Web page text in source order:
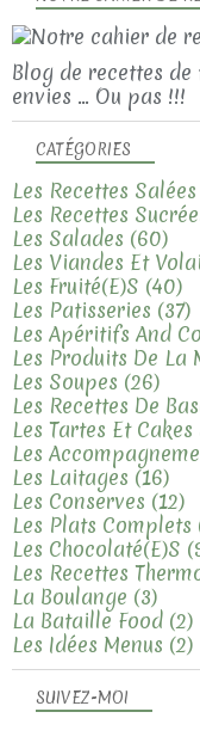
SUIVEZ-MOI
Blog de recettes
envies ... Ou pas !!!
CATÉGORIES
Les Recettes Salées
Les Recettes
Les Salades (60)
Les Viandes Et
Les Fruité(e)s (40)
Les Patisseries (37)
Les Apéritifs And Co
Les Produits De La
Les Soupes (26)
Les Recettes De
Les Tartes Et Cakes
Les
Les Laitages (16)
Les Conserves (12)
Les Plats Complets
Les Chocolaté(e)s
Les Recettes
La Boulange (3)
La Bataille Food (2)
Les Idées Menus (2)